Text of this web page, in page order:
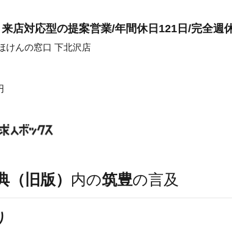
店対応型の提案営業/年間休日121日/完全週
けんの窓口 下北沢店
（旧版） 内の筑豊の言及